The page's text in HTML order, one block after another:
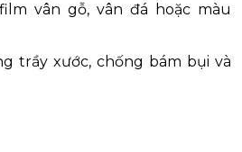
vân gỗ, vân đá hoặc màu
trầy xước, chống bám bụi và